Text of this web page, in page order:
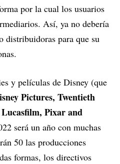
por la cual los usuarios
Así, ya no debería
distribuidoras para que su
y películas de Disney (que
Pictures, Twentieth
Pixar and
será un año con muchas
50 las producciones
formas, los directivos